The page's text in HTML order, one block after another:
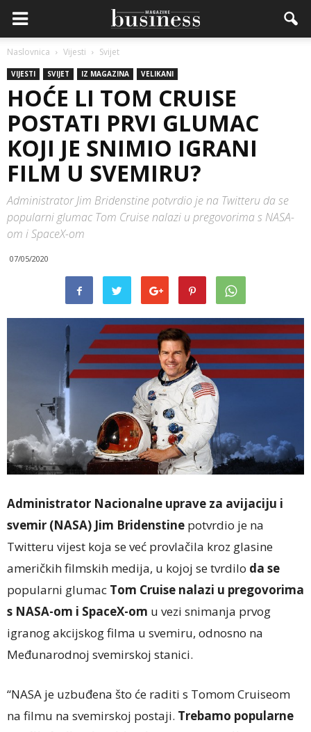
Naslovnica Vijesti Svijet
VIJESTI SVIJET IZ MAGAZINA VELIKANI
HOĆE LI TOM CRUISE
POSTATI PRVI GLUMAC
KOJI JE SNIMIO IGRANI
FILM U SVEMIRU?
Administrator Jim Bridenstine potvrdio je na Twitteru da se
popularni glumac Tom Cruise nalazi u pregovorima s NASA-
om i SpaceX-om
07/05/2020
Administrator Nacionalne uprave za avijaciju i
svemir (NASA) Jim Bridenstine potvrdio je na
Twitteru vijest koja se već provlačila kroz glasine
američkih filmskih medija, u kojoj se tvrdilo da se
popularni glumac Tom Cruise nalazi u pregovorima
s NASA-om i SpaceX-om u vezi snimanja prvog
igranog akcijskog filma u svemiru, odnosno na
Međunarodnoj svemirskoj stanici.
“NASA je uzbuđena što će raditi s Tomom Cruiseom
na filmu na svemirskoj postaji. Trebamo popularne